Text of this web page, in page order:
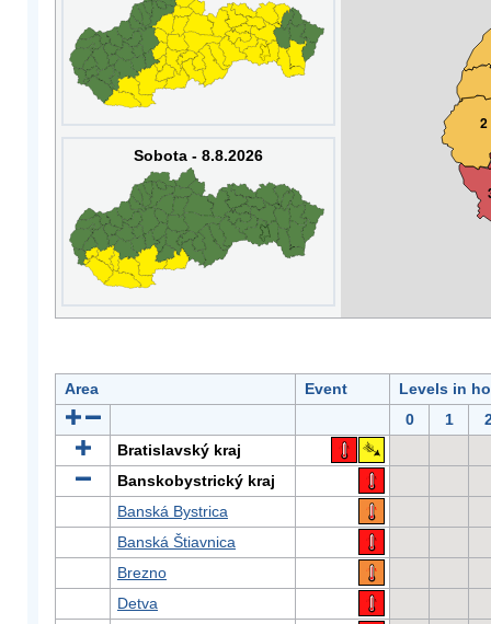
Sobota - 8.8.2026
2
Area Event
Levels in
0
1
Bratislavský kraj
Banskobystrický kraj
Banská Bystrica
Banská Štiavnica
Brezno
Detva